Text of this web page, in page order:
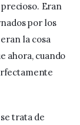
Eran
por los
la cosa
ahora, cuando
trata de